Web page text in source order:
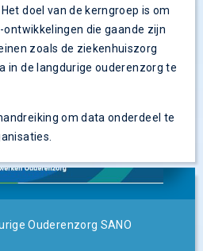
doel van de kerngroep is om
die gaande zijn
zoals de ziekenhuiszorg
in de langdurige ouderenzorg te
om data onderdeel te
Ouderenzorg SANO